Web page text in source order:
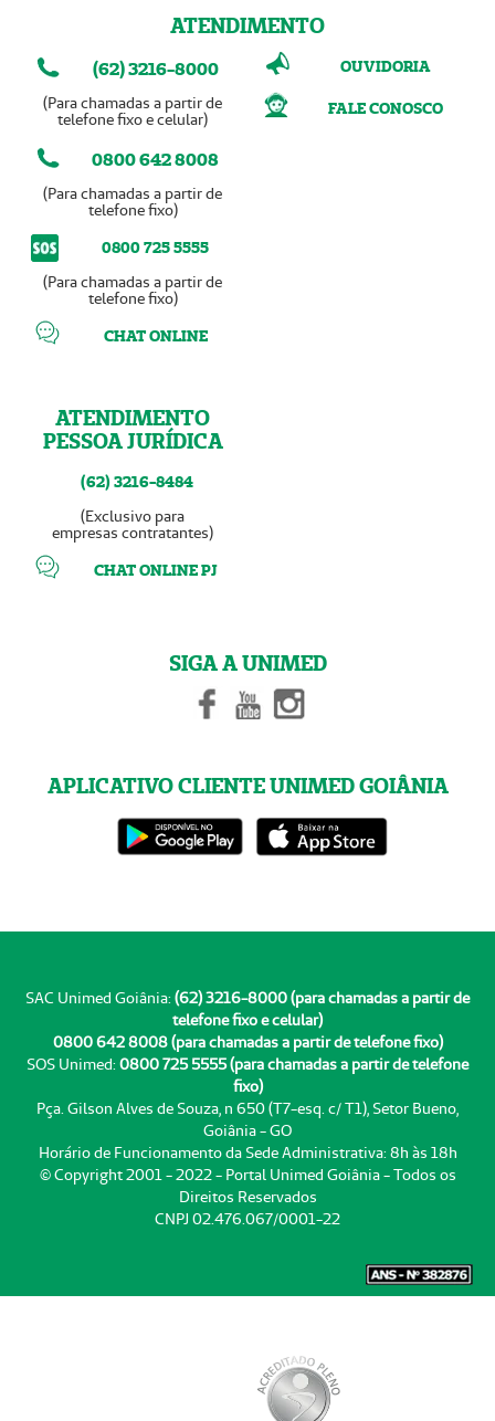
ATENDIMENTO
(62) 3216-8000
(Para chamadas a partir de
telefone fixo e celular)
0800 642 8008
(Para chamadas a partir de
telefone fixo)
0800 725 5555
(Para chamadas a partir de
telefone fixo)
CHAT ONLINE
ATENDIMENTO
PESSOA JURÍDICA
(62) 3216-8484
(Exclusivo para
empresas contratantes)
CHAT ONLINE PJ
OUVIDORIA
FALE CONOSCO
SIGA A UNIMED
APLICATIVO CLIENTE UNIMED GOIÂNIA
SAC Unimed Goiânia: (62) 3216-8000 (para chamadas a partir de
telefone fixo e celular)
0800 642 8008 (para chamadas a partir de telefone fixo)
SOS Unimed: 0800 725 5555 (para chamadas a partir de telefone
fixo)
Pça. Gilson Alves de Souza, n 650 (T7-esq. c/ T1), Setor Bueno,
Goiânia - GO
Horário de Funcionamento da Sede Administrativa: 8h às 18h
© Copyright 2001 - 2022 - Portal Unimed Goiânia - Todos os
Direitos Reservados
CNPJ 02.476.067/0001-22